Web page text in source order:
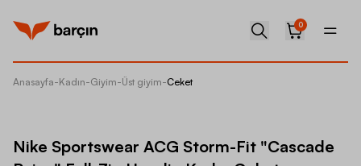
0
Anasayfa-Kadın-Giyim-Üst giyim-Ceket
Nike Sportswear ACG Storm-Fit "Cascade